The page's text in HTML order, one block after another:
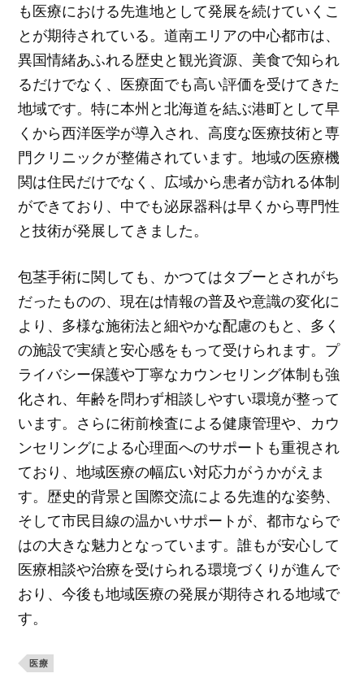
も医療における先進地として発展を続けていくこ
とが期待されている。道南エリアの中心都市は、
異国情緒あふれる歴史と観光資源、美食で知られ
るだけでなく、医療面でも高い評価を受けてきた
地域です。特に本州と北海道を結ぶ港町として早
くから西洋医学が導入され、高度な医療技術と専
門クリニックが整備されています。地域の医療機
関は住民だけでなく、広域から患者が訪れる体制
ができており、中でも泌尿器科は早くから専門性
と技術が発展してきました。
包茎手術に関しても、かつてはタブーとされがち
だったものの、現在は情報の普及や意識の変化に
より、多様な施術法と細やかな配慮のもと、多く
の施設で実績と安心感をもって受けられます。プ
ライバシー保護や丁寧なカウンセリング体制も強
化され、年齢を問わず相談しやすい環境が整って
います。さらに術前検査による健康管理や、カウ
ンセリングによる心理面へのサポートも重視され
ており、地域医療の幅広い対応力がうかがえま
す。歴史的背景と国際交流による先進的な姿勢、
そして市民目線の温かいサポートが、都市ならで
はの大きな魅力となっています。誰もが安心して
医療相談や治療を受けられる環境づくりが進んで
おり、今後も地域医療の発展が期待される地域で
す。
医療